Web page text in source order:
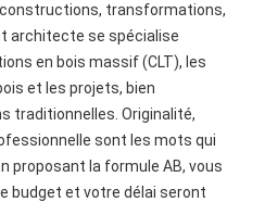
transformations,
architecte se spécialise
en bois massif (CLT), les
et les projets, bien
traditionnelles. Originalité,
sont les mots qui
proposant la formule AB, vous
budget et votre délai seront